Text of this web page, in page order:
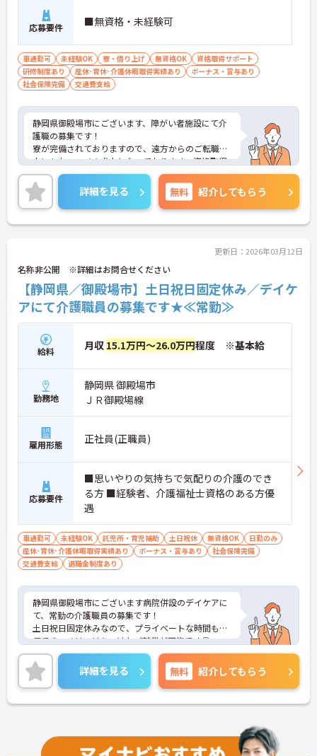
応募要件 ■無資格・未経験可
車通勤可 未経験OK 寮・借り上げ 無資格OK
資格取得サポート
研修制度あり
産休･育休･介護休暇取得実績あり
ボーナス・賞与あり
社会保険完備
交通費支給
静岡県御殿場市にございます、障がい者施設にて介
護職の募集です！
寮が完備されておりますので、遠方からのご転職の
方にもおススメの求人となっております。資格取得
支援や研修制度もございますので、スキルアップで
きる環境も揃っておりますよ♪
ご興味のある方は、マイナビ介護職までお問い合わ
せください。
詳細を見る 無料 紹介してもらう
更新日：2026年03月12日
名称非公開 ※詳細はお問合せください
【静岡県／御殿場市】土日祝日固定休み／デイケ
アにて介護職員の募集です★≪常勤≫
給料 月収 15.1万円～26.0万円程度 ※基本給
勤務地
静岡県 御殿場市
ＪＲ御殿場線
雇用形態 正社員(正職員)
応募要件
■思いやりの気持ちで気配りの介護のでき
る方 ■経験者、介護福祉士資格のある方優
遇
車通勤可 未経験OK 託児所・育児補助 土日祝休 無資格OK
日勤のみ
産休･育休･介護休暇取得実績あり
ボーナス・賞与あり
社会保険完備
交通費支給
退職金制度あり
静岡県御殿場市にございます病院併設のデイケアに
て、常勤の介護職員の募集です！
土日祝日固定休みなので、プライベートな時間も確
保でき、メリハリをつけたご就業が可能です◎
ご興味ある方には、面接対策ポイントなど、さらに
詳細をお話しいたしますのでお気軽にご相談くださ
い！
詳細を見る 無料 紹介してもらう